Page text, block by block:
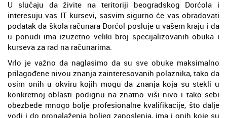
U slučaju da živite na teritoriji beogradskog Dorćola i
interesuju vas IT kursevi, sasvim sigurno će vas obradovati
podatak da škola računara Dorćol posluje u vašem kraju i da
u ponudi ima izuzetno veliki broj specijalizovanih obuka i
kurseva za rad na računarima.
Vrlo je važno da naglasimo da su sve obuke maksimalno
prilagođene nivou znanja zainteresovanih polaznika, tako da
osim onih u okviru kojih mogu da znanja koja su stekli u
konkretnoj oblasti podignu na znatno viši nivo i tako sebi
obezbede mnogo bolje profesionalne kvalifikacije, što dalje
vodi i do pronalaženja boljeg zaposlenja, ima i onih koje su